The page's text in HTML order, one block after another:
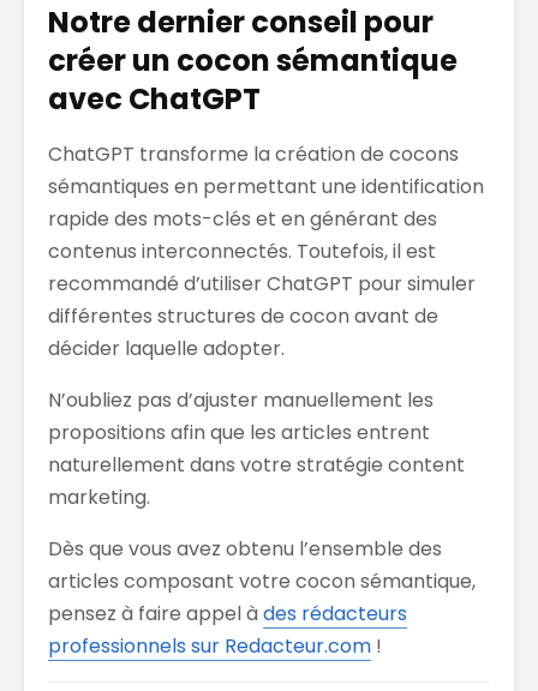
Notre dernier conseil pour
créer un cocon sémantique
avec ChatGPT
ChatGPT transforme la création de cocons
sémantiques en permettant une identification
rapide des mots-clés et en générant des
contenus interconnectés. Toutefois, il est
recommandé d’utiliser ChatGPT pour simuler
différentes structures de cocon avant de
décider laquelle adopter.
N’oubliez pas d’ajuster manuellement les
propositions afin que les articles entrent
naturellement dans votre stratégie content
marketing.
Dès que vous avez obtenu l’ensemble des
articles composant votre cocon sémantique,
pensez à faire appel à des rédacteurs
professionnels sur Redacteur.com !